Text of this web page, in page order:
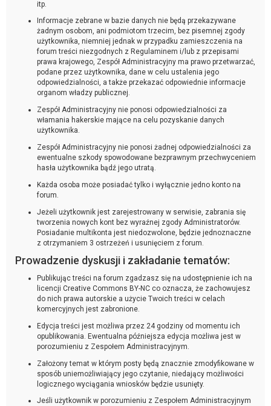
itp.
Informacje zebrane w bazie danych nie będą przekazywane
żadnym osobom, ani podmiotom trzecim, bez pisemnej zgody
użytkownika, niemniej jednak w przypadku zamieszczenia na
forum treści niezgodnych z Regulaminem i/lub z przepisami
prawa krajowego, Zespół Administracyjny ma prawo przetwarzać,
podane przez użytkownika, dane w celu ustalenia jego
odpowiedzialności, a także przekazać odpowiednie informacje
organom władzy publicznej.
Zespół Administracyjny nie ponosi odpowiedzialności za
włamania hakerskie mające na celu pozyskanie danych
użytkownika.
Zespół Administracyjny nie ponosi żadnej odpowiedzialności za
ewentualne szkody spowodowane bezprawnym przechwyceniem
hasła użytkownika bądź jego utratą.
Każda osoba może posiadać tylko i wyłącznie jedno konto na
forum.
Jeżeli użytkownik jest zarejestrowany w serwisie, zabrania się
tworzenia nowych kont bez wyraźnej zgody Administratorów.
Posiadanie multikonta jest niedozwolone, będzie jednoznaczne
z otrzymaniem 3 ostrzeżeń i usunięciem z forum.
Prowadzenie dyskusji i zakładanie tematów:
Publikując treści na forum zgadzasz się na udostępnienie ich na
licencji Creative Commons BY-NC co oznacza, że zachowujesz
do nich prawa autorskie a użycie Twoich treści w celach
komercyjnych jest zabronione.
Edycja treści jest możliwa przez 24 godziny od momentu ich
opublikowania. Ewentualna późniejsza edycja możliwa jest w
porozumieniu z Zespołem Administracyjnym.
Założony temat w którym posty będą znacznie zmodyfikowane w
sposób uniemożliwiający jego czytanie, niedający możliwości
logicznego wyciągania wniosków będzie usunięty.
Jeśli użytkownik w porozumieniu z Zespołem Administracyjnym